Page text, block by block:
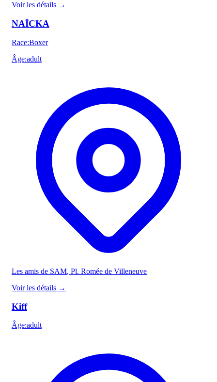
Voir les détails →
NAÏCKA
Race:Boxer
Âge:adult
Les amis de SAM, Pl. Romée de Villeneuve
Voir les détails →
Kiff
Âge:adult